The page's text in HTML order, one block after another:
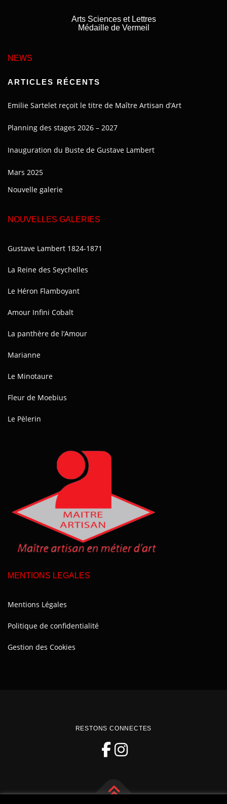
Arts Sciences et Lettres
Médaille de Vermeil
NEWS
ARTICLES RÉCENTS
Emilie Sartelet reçoit le titre de Maître Artisan d’Art
Planning des stages 2026 – 2027
Inauguration du Buste de Gustave Lambert
Mars 2025
Nouvelle galerie
NOUVELLES GALERIES
Gustave Lambert 1824-1871
La Reine des Seychelles
Le Héron Flamboyant
Amour Infini Cobalt
La panthère de l’Amour
Marianne
Le Minotaure
Fleur de Moebius
Le Pèlerin
MENTIONS LEGALES
Mentions Légales
Politique de confidentialité
Gestion des Cookies
RESTONS CONNECTES